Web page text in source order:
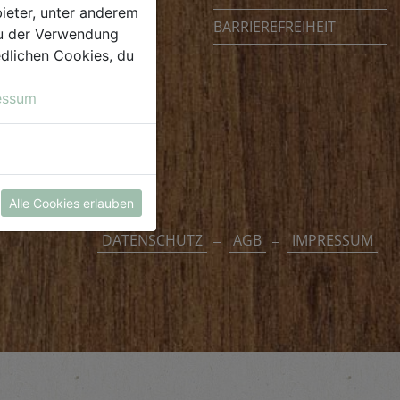
BARRIEREFREIHEIT
DATENSCHUTZ AGB IMPRESSUM
unter anderem
der Verwendung
Cookies, du
Alle Cookies erlauben